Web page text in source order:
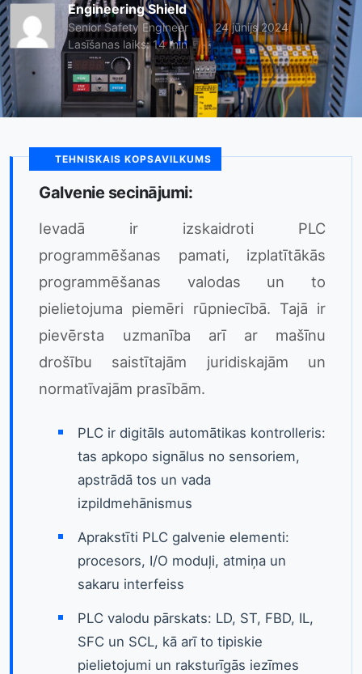
Engineering Shield
Senior Safety Engineer
24 jūnijs 2024
Lasīšanas laiks: 14 min
TEHNISKAIS KOPSAVILKUMS
Galvenie secinājumi:
Ievadā ir izskaidroti PLC
programmēšanas pamati, izplatītākās
programmēšanas valodas un to
pielietojuma piemēri rūpniecībā. Tajā ir
pievērsta uzmanība arī ar mašīnu
drošību saistītajām juridiskajām un
normatīvajām prasībām.
PLC ir digitāls automātikas kontrolleris:
tas apkopo signālus no sensoriem,
apstrādā tos un vada
izpildmehānismus
Aprakstīti PLC galvenie elementi:
procesors, I/O moduļi, atmiņa un
sakaru interfeiss
PLC valodu pārskats: LD, ST, FBD, IL,
SFC un SCL, kā arī to tipiskie
pielietojumi un raksturīgās iezīmes